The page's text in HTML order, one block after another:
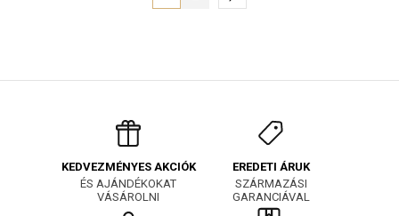
KEDVEZMÉNYES AKCIÓK
ÉS AJÁNDÉKOKAT
VÁSÁROLNI
EREDETI ÁRUK
SZÁRMAZÁSI
GARANCIÁVAL